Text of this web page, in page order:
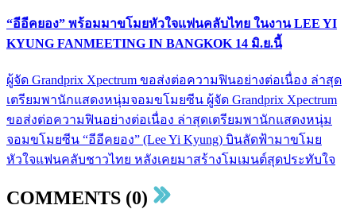
“อีอีคยอง” พร้อมมาขโมยหัวใจแฟนคลับไทย ในงาน LEE YI
KYUNG FANMEETING IN BANGKOK 14 มิ.ย.นี้
ผู้จัด Grandprix Xpectrum ขอส่งต่อความฟินอย่างต่อเนื่อง ล่าสุด
เตรียมพานักแสดงหนุ่มจอมขโมยซีน ผู้จัด Grandprix Xpectrum
ขอส่งต่อความฟินอย่างต่อเนื่อง ล่าสุดเตรียมพานักแสดงหนุ่ม
จอมขโมยซีน “อีอีคยอง” (Lee Yi Kyung) บินลัดฟ้ามาขโมย
หัวใจแฟนคลับชาวไทย หลังเคยมาสร้างโมเมนต์สุดประทับใจ
COMMENTS (0)